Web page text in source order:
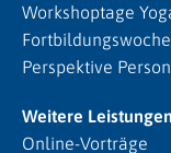
Workshoptage
Perspektive
Weitere Leistungen
Online-Vorträge